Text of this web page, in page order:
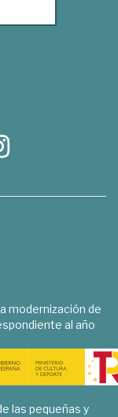
modernización de
al año
las pequeñas y